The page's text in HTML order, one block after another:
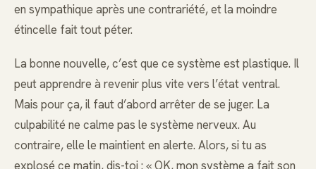
en sympathique après une contrariété, et la moindre
étincelle fait tout péter.
La bonne nouvelle, c’est que ce système est plastique. Il
peut apprendre à revenir plus vite vers l’état ventral.
Mais pour ça, il faut d’abord arrêter de se juger. La
culpabilité ne calme pas le système nerveux. Au
contraire, elle le maintient en alerte. Alors, si tu as
explosé ce matin, dis-toi : « OK, mon système a fait son